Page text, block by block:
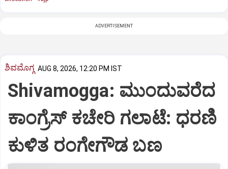
ADVERTISEMENT
ಶಿವಮೊಗ್ಗ AUG 8, 2026, 12:20 PM IST
Shivamogga: ಮುಂದುವರೆದ
ಕಾಂಗ್ರೆಸ್ ಕಚೇರಿ ಗಲಾಟೆ: ಧರಣಿ
ಕುಳಿತ ರಂಗೇಗೌಡ ಬಣ